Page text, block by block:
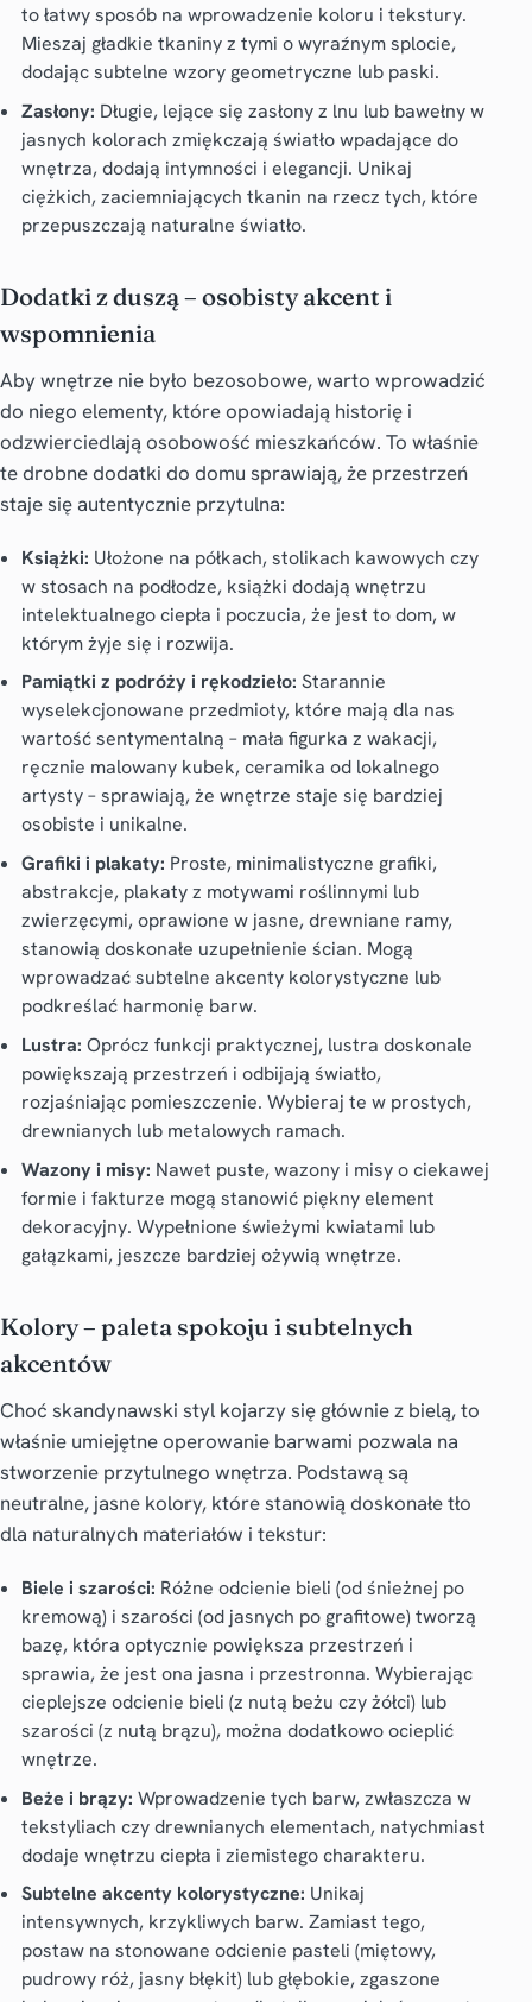
to łatwy sposób na wprowadzenie koloru i tekstury.
Mieszaj gładkie tkaniny z tymi o wyraźnym splocie,
dodając subtelne wzory geometryczne lub paski.
Zasłony: Długie, lejące się zasłony z lnu lub bawełny w
jasnych kolorach zmiękczają światło wpadające do
wnętrza, dodają intymności i elegancji. Unikaj
ciężkich, zaciemniających tkanin na rzecz tych, które
przepuszczają naturalne światło.
Dodatki z duszą – osobisty akcent i
wspomnienia
Aby wnętrze nie było bezosobowe, warto wprowadzić
do niego elementy, które opowiadają historię i
odzwierciedlają osobowość mieszkańców. To właśnie
te drobnedodatki do domu sprawiają, że przestrzeń
staje się autentycznie przytulna:
Książki: Ułożone na półkach, stolikach kawowych czy
w stosach na podłodze, książki dodają wnętrzu
intelektualnego ciepła i poczucia, że jest to dom, w
którym żyje się i rozwija.
Pamiątki z podróży i rękodzieło: Starannie
wyselekcjonowane przedmioty, które mają dla nas
wartość sentymentalną – mała figurka z wakacji,
ręcznie malowany kubek, ceramika od lokalnego
artysty – sprawiają, że wnętrze staje się bardziej
osobiste i unikalne.
Grafiki i plakaty: Proste, minimalistyczne grafiki,
abstrakcje, plakaty z motywami roślinnymi lub
zwierzęcymi, oprawione w jasne, drewniane ramy,
stanowią doskonałe uzupełnienie ścian. Mogą
wprowadzać subtelne akcenty kolorystyczne lub
podkreślać harmonię barw.
Lustra: Oprócz funkcji praktycznej, lustra doskonale
powiększają przestrzeń i odbijają światło,
rozjaśniając pomieszczenie. Wybieraj te w prostych,
drewnianych lub metalowych ramach.
Wazony i misy: Nawet puste, wazony i misy o ciekawej
formie i fakturze mogą stanowić piękny element
dekoracyjny. Wypełnione świeżymi kwiatami lub
gałązkami, jeszcze bardziej ożywią wnętrze.
Kolory – paleta spokoju i subtelnych
akcentów
Choć skandynawski styl kojarzy się głównie z bielą, to
właśnie umiejętne operowanie barwami pozwala na
stworzenie przytulnego wnętrza. Podstawą są
neutralne, jasne kolory, które stanowią doskonałe tło
dla naturalnych materiałów i tekstur:
Biele i szarości: Różne odcienie bieli (od śnieżnej po
kremową) i szarości (od jasnych po grafitowe) tworzą
bazę, która optycznie powiększa przestrzeń i
sprawia, że jest ona jasna i przestronna. Wybierając
cieplejsze odcienie bieli (z nutą beżu czy żółci) lub
szarości (z nutą brązu), można dodatkowo ocieplić
wnętrze.
Beże i brązy: Wprowadzenie tych barw, zwłaszcza w
tekstyliach czy drewnianych elementach, natychmiast
dodaje wnętrzu ciepła i ziemistego charakteru.
Subtelne akcenty kolorystyczne: Unikaj
intensywnych, krzykliwych barw. Zamiast tego,
postaw na stonowane odcienie pasteli (miętowy,
pudrowy róż, jasny błękit) lub głębokie, zgaszone